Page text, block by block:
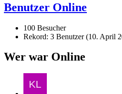
Benutzer Online
100 Besucher
Rekord: 3 Benutzer (10. April
Wer war Online